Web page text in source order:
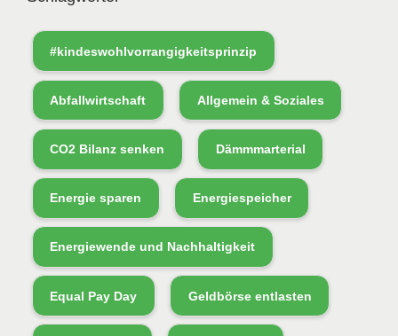
#kindeswohlvorrangigkeitsprinzip
Abfallwirtschaft Allgemein & Soziales
CO2 Bilanz senken Dämmmarterial
Energie sparen Energiespeicher
Energiewende und Nachhaltigkeit
Equal Pay Day Geldbörse entlasten